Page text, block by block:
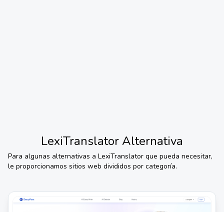
LexiTranslator Alternativa
Para algunas alternativas a LexiTranslator que pueda necesitar,
le proporcionamos sitios web divididos por categoría.